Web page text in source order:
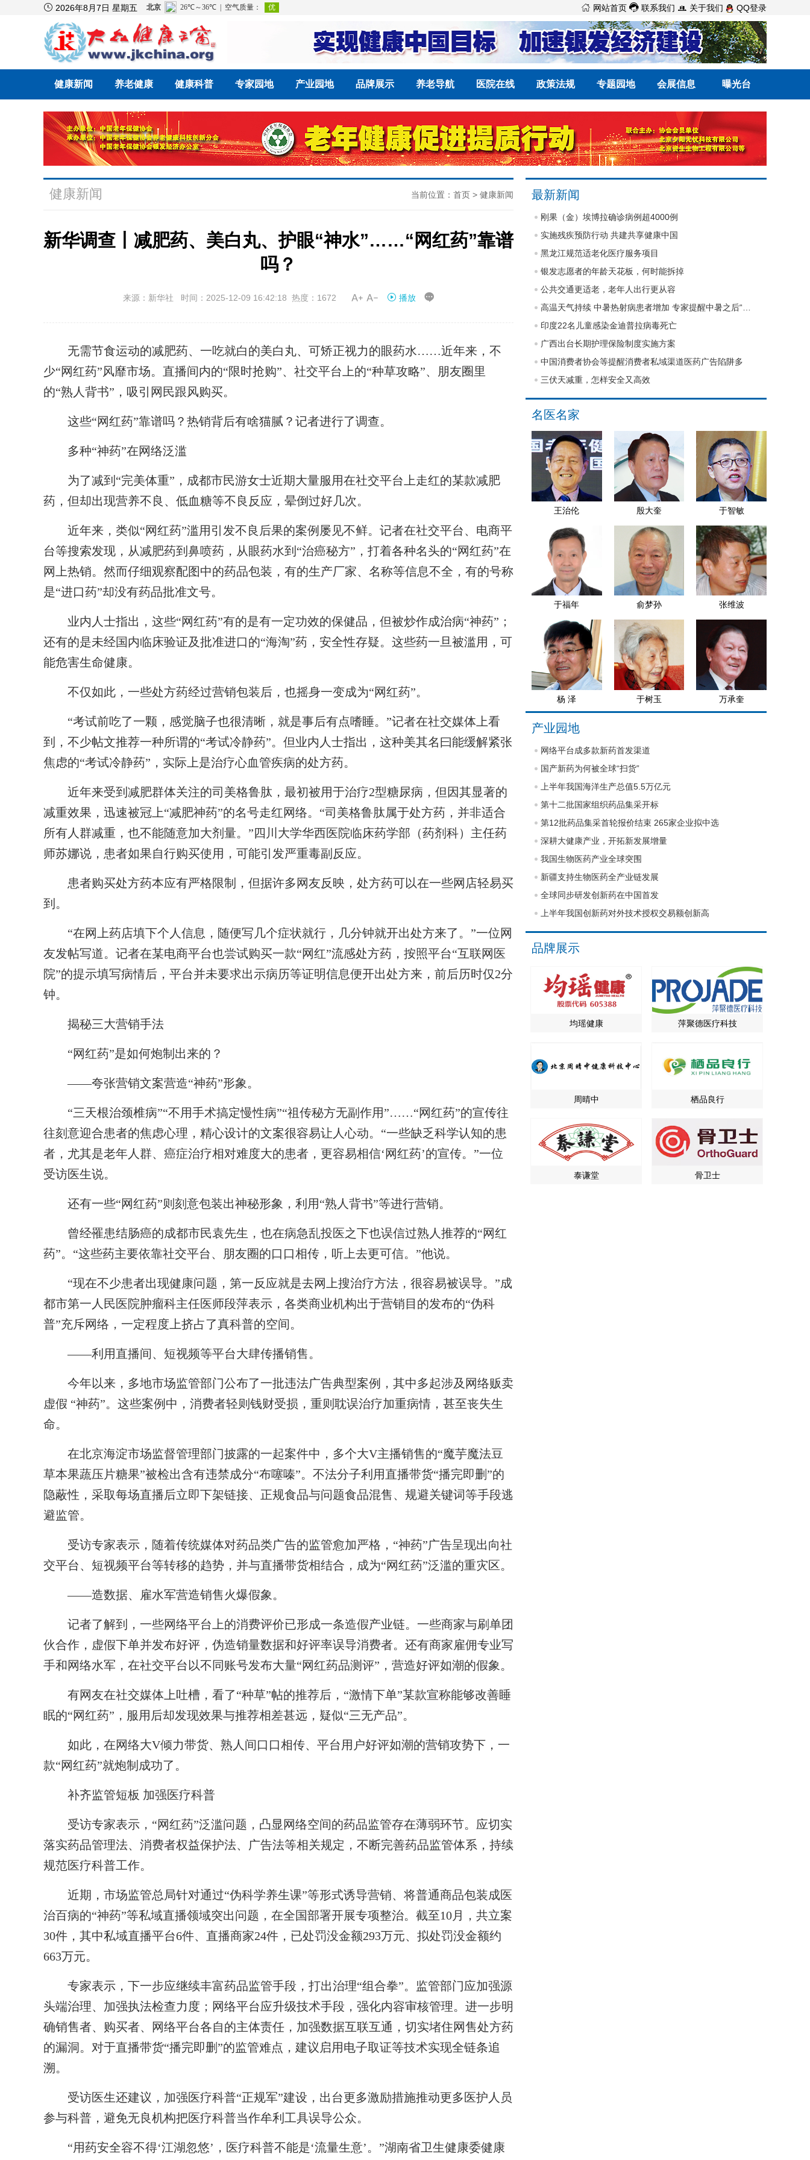
 2026年8月7日 星期五  网站首页  联系我们  关于我们 QQ登录
健康新闻 养老健康 健康科普 专家园地 产业园地 品牌展示 养老导航 医院在线 政策法规 专题园地 会展信息 曝光台
健康新闻 当前位置： 首页 > 健康新闻
新华调查丨减肥药、美白丸、护眼“神水”……“网红药”靠谱
吗？
来源：新华社 时间：2025-12-09 16:42:18 热度：1672  播放 
无需节食运动的减肥药、一吃就白的美白丸、可矫正视力的眼药水……近年来，不
少“网红药”风靡市场。直播间内的“限时抢购”、社交平台上的“种草攻略”、朋友圈里
的“熟人背书”，吸引网民跟风购买。
这些“网红药”靠谱吗？热销背后有啥猫腻？记者进行了调查。
多种“神药”在网络泛滥
为了减到“完美体重”，成都市民游女士近期大量服用在社交平台上走红的某款减肥
药，但却出现营养不良、低血糖等不良反应，晕倒过好几次。
近年来，类似“网红药”滥用引发不良后果的案例屡见不鲜。记者在社交平台、电商平
台等搜索发现，从减肥药到鼻喷药，从眼药水到“治癌秘方”，打着各种名头的“网红药”在
网上热销。然而仔细观察配图中的药品包装，有的生产厂家、名称等信息不全，有的号称
是“进口药”却没有药品批准文号。
业内人士指出，这些“网红药”有的是有一定功效的保健品，但被炒作成治病“神药”；
还有的是未经国内临床验证及批准进口的“海淘”药，安全性存疑。这些药一旦被滥用，可
能危害生命健康。
不仅如此，一些处方药经过营销包装后，也摇身一变成为“网红药”。
“考试前吃了一颗，感觉脑子也很清晰，就是事后有点嗜睡。”记者在社交媒体上看
到，不少帖文推荐一种所谓的“考试冷静药”。但业内人士指出，这种美其名曰能缓解紧张
焦虑的“考试冷静药”，实际上是治疗心血管疾病的处方药。
近年来受到减肥群体关注的司美格鲁肽，最初被用于治疗2型糖尿病，但因其显著的
减重效果，迅速被冠上“减肥神药”的名号走红网络。“司美格鲁肽属于处方药，并非适合
所有人群减重，也不能随意加大剂量。”四川大学华西医院临床药学部（药剂科）主任药
师苏娜说，患者如果自行购买使用，可能引发严重毒副反应。
患者购买处方药本应有严格限制，但据许多网友反映，处方药可以在一些网店轻易买
到。
“在网上药店填下个人信息，随便写几个症状就行，几分钟就开出处方来了。”一位网
友发帖写道。记者在某电商平台也尝试购买一款“网红”流感处方药，按照平台“互联网医
院”的提示填写病情后，平台并未要求出示病历等证明信息便开出处方来，前后历时仅2分
钟。
揭秘三大营销手法
“网红药”是如何炮制出来的？
——夸张营销文案营造“神药”形象。
“三天根治颈椎病”“不用手术搞定慢性病”“祖传秘方无副作用”……“网红药”的宣传往
往刻意迎合患者的焦虑心理，精心设计的文案很容易让人心动。“一些缺乏科学认知的患
者，尤其是老年人群、癌症治疗相对难度大的患者，更容易相信‘网红药’的宣传。”一位
受访医生说。
还有一些“网红药”则刻意包装出神秘形象，利用“熟人背书”等进行营销。
曾经罹患结肠癌的成都市民袁先生，也在病急乱投医之下也误信过熟人推荐的“网红
药”。“这些药主要依靠社交平台、朋友圈的口口相传，听上去更可信。”他说。
“现在不少患者出现健康问题，第一反应就是去网上搜治疗方法，很容易被误导。”成
都市第一人民医院肿瘤科主任医师段萍表示，各类商业机构出于营销目的发布的“伪科
普”充斥网络，一定程度上挤占了真科普的空间。
——利用直播间、短视频等平台大肆传播销售。
今年以来，多地市场监管部门公布了一批违法广告典型案例，其中多起涉及网络贩卖
虚假 “神药”。这些案例中，消费者轻则钱财受损，重则耽误治疗加重病情，甚至丧失生
命。
在北京海淀市场监督管理部门披露的一起案件中，多个大V主播销售的“魔芋魔法豆
草本果蔬压片糖果”被检出含有违禁成分“布噻嗪”。不法分子利用直播带货“播完即删”的
隐蔽性，采取每场直播后立即下架链接、正规食品与问题食品混售、规避关键词等手段逃
避监管。
受访专家表示，随着传统媒体对药品类广告的监管愈加严格，“神药”广告呈现出向社
交平台、短视频平台等转移的趋势，并与直播带货相结合，成为“网红药”泛滥的重灾区。
——造数据、雇水军营造销售火爆假象。
记者了解到，一些网络平台上的消费评价已形成一条造假产业链。一些商家与刷单团
伙合作，虚假下单并发布好评，伪造销量数据和好评率误导消费者。还有商家雇佣专业写
手和网络水军，在社交平台以不同账号发布大量“网红药品测评”，营造好评如潮的假象。
有网友在社交媒体上吐槽，看了“种草”帖的推荐后，“激情下单”某款宣称能够改善睡
眠的“网红药”，服用后却发现效果与推荐相差甚远，疑似“三无产品”。
如此，在网络大V倾力带货、熟人间口口相传、平台用户好评如潮的营销攻势下，一
款“网红药”就炮制成功了。
补齐监管短板 加强医疗科普
受访专家表示，“网红药”泛滥问题，凸显网络空间的药品监管存在薄弱环节。应切实
落实药品管理法、消费者权益保护法、广告法等相关规定，不断完善药品监管体系，持续
规范医疗科普工作。
近期，市场监管总局针对通过“伪科学养生课”等形式诱导营销、将普通商品包装成医
治百病的“神药”等私域直播领域突出问题，在全国部署开展专项整治。截至10月，共立案
30件，其中私域直播平台6件、直播商家24件，已处罚没金额293万元、拟处罚没金额约
663万元。
专家表示，下一步应继续丰富药品监管手段，打出治理“组合拳”。监管部门应加强源
头端治理、加强执法检查力度；网络平台应升级技术手段，强化内容审核管理。进一步明
确销售者、购买者、网络平台各自的主体责任，加强数据互联互通，切实堵住网售处方药
的漏洞。对于直播带货“播完即删”的监管难点，建议启用电子取证等技术实现全链条追
溯。
受访医生还建议，加强医疗科普“正规军”建设，出台更多激励措施推动更多医护人员
参与科普，避免无良机构把医疗科普当作牟利工具误导公众。
“用药安全容不得‘江湖忽悠’，医疗科普不能是‘流量生意’。”湖南省卫生健康委健康
最新新闻
刚果（金）埃博拉确诊病例超4000例
实施残疾预防行动 共建共享健康中国
黑龙江规范适老化医疗服务项目
银发志愿者的年龄天花板，何时能拆掉
公共交通更适老，老年人出行更从容
印度22名儿童感染金迪普拉病毒死亡
广西出台长期护理保险制度实施方案
中国消费者协会等提醒消费者私域渠道医药广告陷阱多
三伏天减重，怎样安全又高效
名医名家
王治伦 殷大奎 于智敏
于福年 俞梦孙 张维波
杨 泽 于树玉 万承奎
产业园地
网络平台成多款新药首发渠道
国产新药为何被全球“扫货”
上半年我国海洋生产总值5.5万亿元
第十二批国家组织药品集采开标
第12批药品集采首轮报价结束 265家企业拟中选
深耕大健康产业，开拓新发展增量
我国生物医药产业全球突围
新疆支持生物医药全产业链发展
全球同步研发创新药在中国首发
上半年我国创新药对外技术授权交易额创新高
品牌展示
均瑶健康 萍聚德医疗科技
周晴中 栖品良行
泰谦堂 骨卫士